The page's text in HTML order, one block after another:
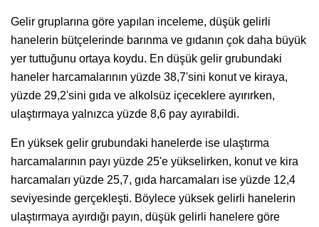
Gelir gruplarına göre yapılan inceleme, düşük gelirli
hanelerin bütçelerinde barınma ve gıdanın çok daha büyük
yer tuttuğunu ortaya koydu. En düşük gelir grubundaki
haneler harcamalarının yüzde 38,7'sini konut ve kiraya,
yüzde 29,2'sini gıda ve alkolsüz içeceklere ayırırken,
ulaştırmaya yalnızca yüzde 8,6 pay ayırabildi.
En yüksek gelir grubundaki hanelerde ise ulaştırma
harcamalarının payı yüzde 25'e yükselirken, konut ve kira
harcamaları yüzde 25,7, gıda harcamaları ise yüzde 12,4
seviyesinde gerçekleşti. Böylece yüksek gelirli hanelerin
ulaştırmaya ayırdığı payın, düşük gelirli hanelere göre